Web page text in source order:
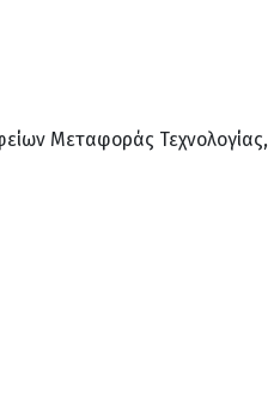
Μεταφοράς Τεχνολογίας,